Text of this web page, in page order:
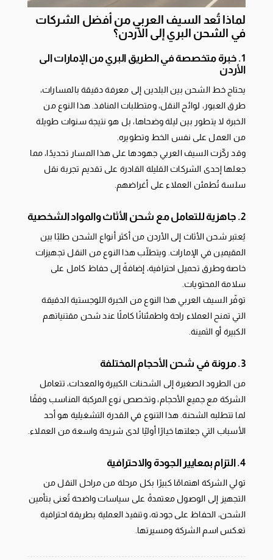
لماذا تُعد السيف العربي من أفضل الشركات
في الشحن البري إلى الأردن؟
1. خبرة متخصصة في الطريق البري من الإمارات الى
الأردن
يحتاج خط الشحن بين البلدين إلى معرفة دقيقة بالمسارات،
طرق العبور، لوائح النقل، ومتطلبات المنافذ. هذا النوع من
الخبرة لا يتطور بين ليلة وضحاها، بل هو نتيجة سنوات طويلة
من العمل على نفس الخط وتطويره.
وقد ركّزت السيف العربي جهودها على هذا المسار تحديدًا، مما
جعلها إحدى الشركات القليلة القادرة على تقديم تجربة نقل
سلسة تُطمئن العملاء على أغراضهم.
2. جاهزية للتعامل مع شحن الأثاث والمواد الشخصية
يُعتبر شحن الأثاث إلى الأردن من أكثر أنواع الشحن طلبًا بين
المقيمين في الإمارات. ويتطلّب هذا النوع من النقل تجهيزات
خاصة وطرق تحميل احترافية، إضافةً إلى حفاظ كامل على
سلامة المحتويات.
توفّر السيف العربي هذا النوع من الخبرة اللوجستية الدقيقة
التي تمنح العملاء راحة واطمئنانًا كاملًا عند شحن مقتنياتهم
الكبيرة أو الثمينة.
3. مرونة في شحن الأحجام المختلفة
من الطرود الصغيرة إلى الشحنات الكبيرة والمعدات، تتعامل
الشركة مع جميع الأحجام، وتخصص نوع المركبة المناسب وفقًا
لما تتطلبه الشحنة. هذا التنوع في القدرة التشغيلية هو أحد
الأسباب التي جعلتها خيارًا أوليًا لدى شريحة واسعة من العملاء.
4. التزام بمعايير الجودة والاحترافية
تولي الشركة اهتمامًا كبيرًا بكل مرحلة من مراحل النقل من
التجهيز إلى الوصول معتمدةً على سياسات واضحة تُعنى بتأمين
الشحن، الحفاظ على جودته، وتنفيذ العملية بطريقة احترافية
تعكس اسم الشركة ومسيرتها.